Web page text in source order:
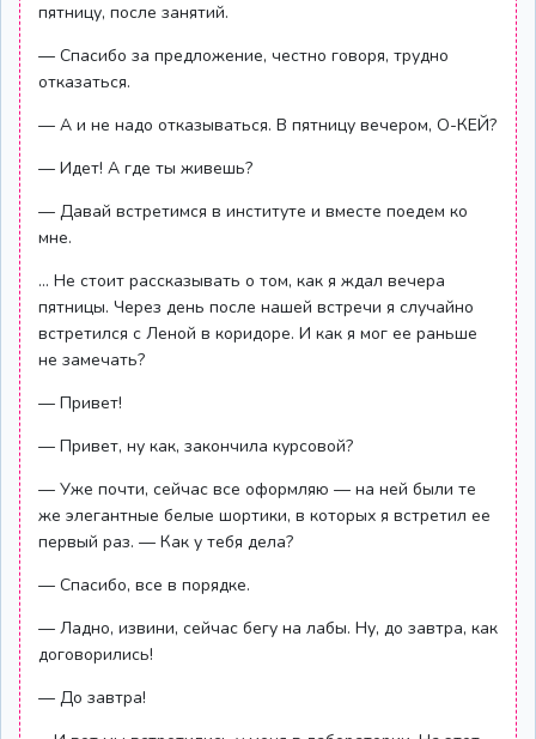
пятницу, после занятий.
— Спасибо за предложение, честно говоря, трудно
отказаться.
— А и не надо отказываться. В пятницу вечером, О-КЕЙ?
— Идет! А где ты живешь?
— Давай встретимся в институте и вместе поедем ко
мне.
... Не стоит рассказывать о том, как я ждал вечера
пятницы. Через день после нашей встречи я случайно
встретился с Леной в коридоре. И как я мог ее раньше
не замечать?
— Привет!
— Привет, ну как, закончила курсовой?
— Уже почти, сейчас все оформляю — на ней были те
же элегантные белые шортики, в которых я встретил ее
первый раз. — Как у тебя дела?
— Спасибо, все в порядке.
— Ладно, извини, сейчас бегу на лабы. Ну, до завтра, как
договорились!
— До завтра!